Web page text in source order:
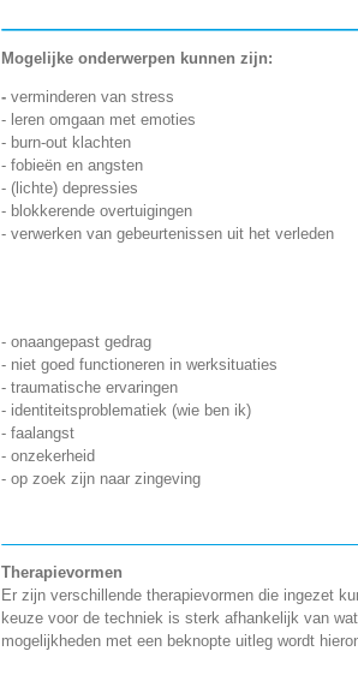
Mogelijke onderwerpen kunnen zijn:
- verminderen van stress
- leren omgaan met emoties
- burn-out klachten
- fobieën en angsten
- (lichte) depressies
- blokkerende overtuigingen
- verwerken van gebeurtenissen uit het verleden
- onaangepast gedrag
- niet goed functioneren in werksituaties
- traumatische ervaringen
- identiteitsproblematiek (wie ben ik)
- faalangst
- onzekerheid
- op zoek zijn naar zingeving
Therapievormen
Er zijn verschillende therapievormen die ingezet
keuze voor de techniek is sterk afhankelijk van
mogelijkheden met een beknopte uitleg wordt